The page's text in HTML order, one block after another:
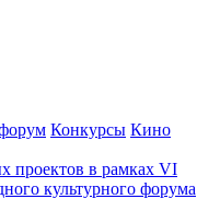
Конкурсы Кино
проектов в рамках VI
культурного форума